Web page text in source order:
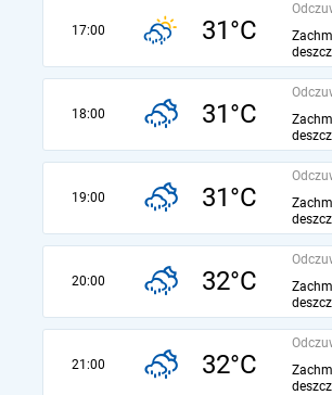
17:00 31°C
deszcz
18:00 31°C
deszcz
19:00 31°C
deszcz
20:00 32°C
deszcz
21:00 32°C
deszcz